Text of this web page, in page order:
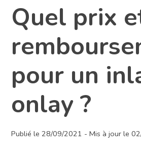
Quel prix
pour un
onlay ?
Publié le 28/09/2021 - Mis à jour le